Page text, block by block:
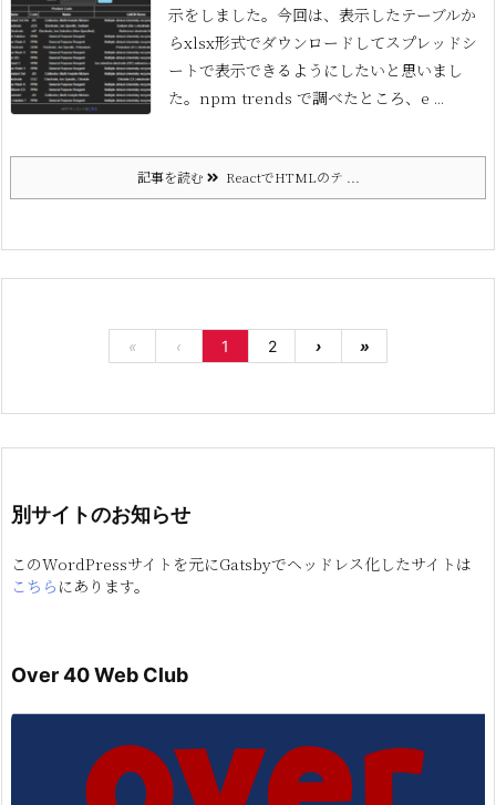
示をしました。今回は、表示したテーブルか
らxlsx形式でダウンロードしてスプレッドシ
ートで表示できるようにしたいと思いまし
た。 npm trends で調べたところ、e ...
記事を読む ReactでHTMLのテ ...
« ‹ 1 2 › »
別サイトのお知らせ
このWordPressサイトを元にGatsbyでヘッドレス化したサイトは
こちら にあります。
Over 40 Web Club